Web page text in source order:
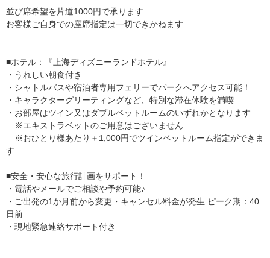
並び席希望を片道1000円で承ります
お客様ご自身での座席指定は一切できかねます
■ホテル：『上海ディズニーランドホテル』
・うれしい朝食付き
・シャトルバスや宿泊者専用フェリーでパークへアクセス可能！
・キャラクターグリーティングなど、特別な滞在体験を満喫
・お部屋はツイン又はダブルベットルームのいずれかとなります
※エキストラベットのご用意はございません
※おひとり様あたり＋1,000円でツインベットルーム指定ができま
す
■安全・安心な旅行計画をサポート！
・電話やメールでご相談や予約可能♪
・ご出発の1か月前から変更・キャンセル料金が発生 ピーク期：40
日前
・現地緊急連絡サポート付き